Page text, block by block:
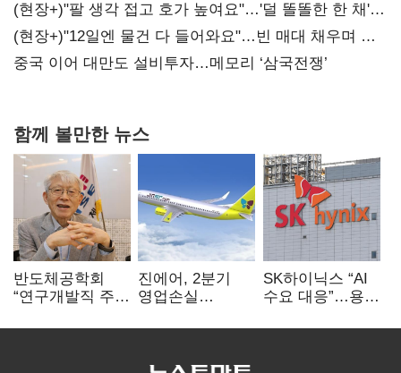
숙제
(현장+)"팔 생각 접고 호가 높여요"…'덜 똘똘한 한 채'
20억 키맞추기
(현장+)"12일엔 물건 다 들어와요"…빈 매대 채우며 문
연 홈플러스
중국 이어 대만도 설비투자…메모리 ‘삼국전쟁’
함께 볼만한 뉴스
반도체공학회
“연구개발직 주
개선해야”
진에어, 2분기
영업손실
상승 여파
SK하이닉스 “AI
수요 대응”…용인
투자